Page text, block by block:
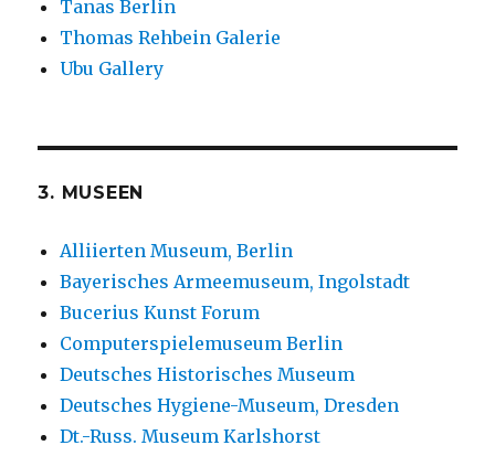
Tanas Berlin
Thomas Rehbein Galerie
Ubu Gallery
3. MUSEEN
Alliierten Museum, Berlin
Bayerisches Armeemuseum, Ingolstadt
Bucerius Kunst Forum
Computerspielemuseum Berlin
Deutsches Historisches Museum
Deutsches Hygiene-Museum, Dresden
Dt.-Russ. Museum Karlshorst